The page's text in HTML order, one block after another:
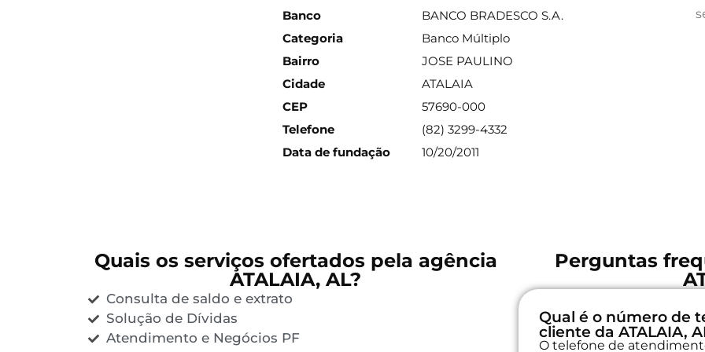
Banco
BANCO BRADESCO S.A.
Categoria
Banco Múltiplo
Bairro
JOSE PAULINO
Cidade
ATALAIA
CEP
57690-000
Telefone
(82) 3299-4332
Data de fundação
10/20/2011
Quais os serviços ofertados pela agência
ATALAIA, AL?
Consulta de saldo e extrato
Solução de Dívidas
Atendimento e Negócios PF
Perguntas
Qual é o número de
cliente da ATALAIA,
O telefone de